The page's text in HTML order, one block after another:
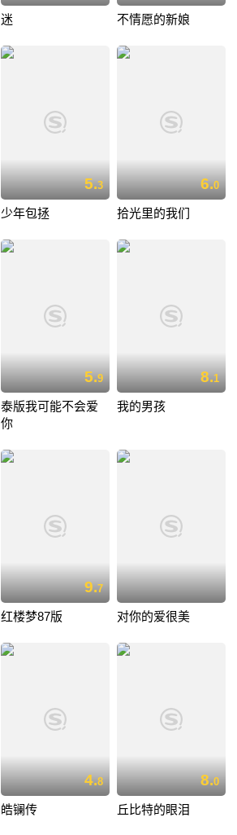
迷 不情愿的新娘
5.3
少年包拯
6.0
拾光里的我们
5.9
泰版我可能不会爱
你
8.1
我的男孩
9.7
红楼梦87版 对你的爱很美
4.8
皓镧传
8.0
丘比特的眼泪